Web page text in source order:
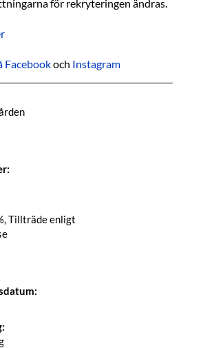
för rekryteringen ändras.
Facebookoch Instagram
Tillträde enligt